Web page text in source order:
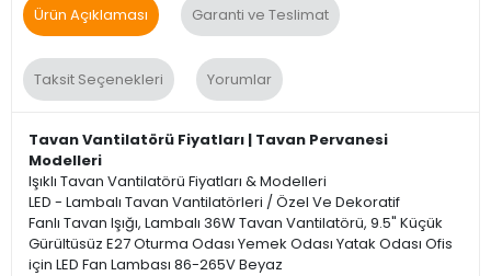
Ürün Açıklaması Garanti ve Teslimat
Taksit Seçenekleri Yorumlar
Tavan Vantilatörü Fiyatları | Tavan Pervanesi
Modelleri
Işıklı Tavan Vantilatörü Fiyatları & Modelleri
LED - Lambalı Tavan Vantilatörleri / Özel Ve Dekoratif
Fanlı Tavan Işığı, Lambalı 36W Tavan Vantilatörü, 9.5" Küçük
Gürültüsüz E27 Oturma Odası Yemek Odası Yatak Odası Ofis
için LED Fan Lambası 86-265V Beyaz